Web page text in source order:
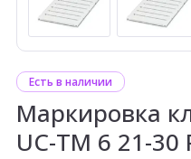
Есть в наличии
Маркировка
UC-TM 6 21-